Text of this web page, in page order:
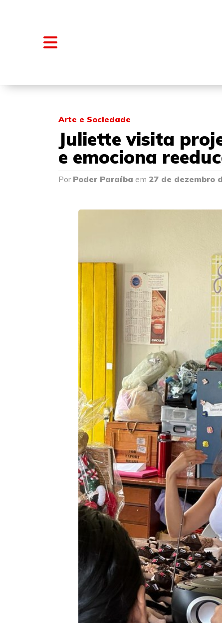
Arte e Sociedade
Juliette visita
e emociona
Por Poder Paraíba em 27 de dezembro